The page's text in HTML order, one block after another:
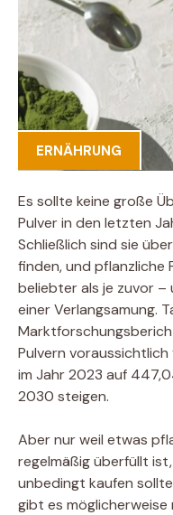
ERNÄHRUNG
Es sollte keine große
Pulver in den letzten
Schließlich sind sie
finden, und pflanzliche
beliebter als je zuvor –
einer Verlangsamung.
Pulvern voraussichtlich
im Jahr 2023 auf
2030 steigen.
Aber nur weil etwas
regelmäßig überfüllt
unbedingt kaufen
gibt es möglicherweise